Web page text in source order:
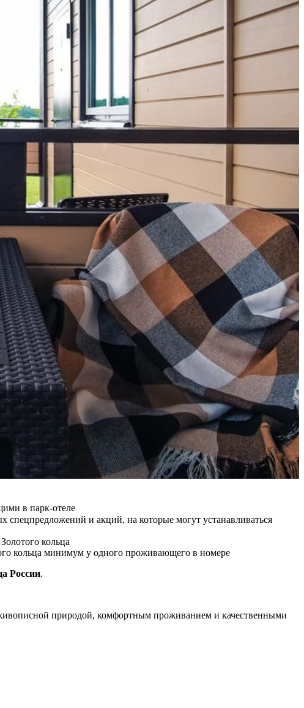
в парк-отеле
спецпредложений и акций, на которые могут устанавливаться
кольца
кольца минимум у одного проживающего в номере
России.
природой, комфортным проживанием и качественными